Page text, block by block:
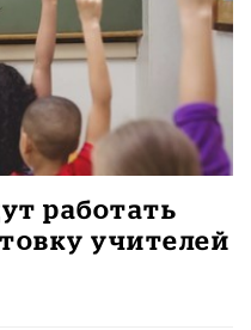
работать
учителей